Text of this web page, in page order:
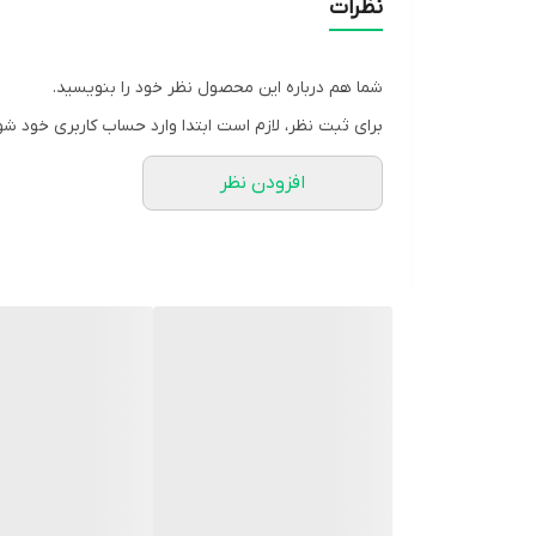
نظرات
شما هم درباره این محصول نظر خود را بنویسید.
برای ثبت نظر، لازم است ابتدا وارد حساب کاربری خود
افزودن نظر